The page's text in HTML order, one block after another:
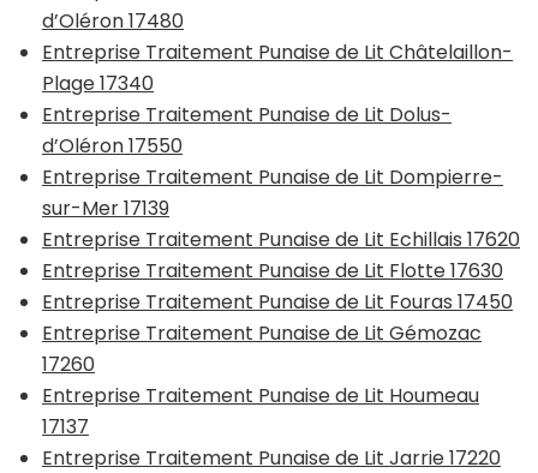
d’Oléron 17480
Entreprise Traitement Punaise de Lit Châtelaillon-
Plage 17340
Entreprise Traitement Punaise de Lit Dolus-
d’Oléron 17550
Entreprise Traitement Punaise de Lit Dompierre-
sur-Mer 17139
Entreprise Traitement Punaise de Lit Echillais 17620
Entreprise Traitement Punaise de Lit Flotte 17630
Entreprise Traitement Punaise de Lit Fouras 17450
Entreprise Traitement Punaise de Lit Gémozac
17260
Entreprise Traitement Punaise de Lit Houmeau
17137
Entreprise Traitement Punaise de Lit Jarrie 17220